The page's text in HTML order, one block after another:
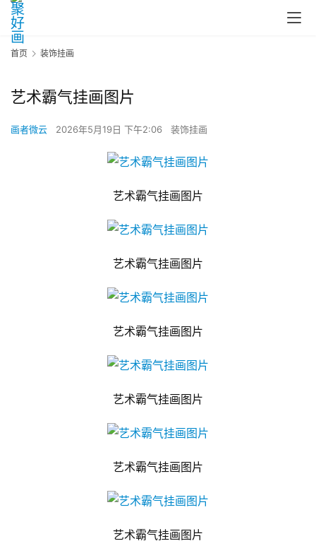
首页 装饰挂画
艺术霸气挂画图片
画者微云 2026年5月19日 下午2:06 装饰挂画
艺术霸气挂画图片
艺术霸气挂画图片
艺术霸气挂画图片
艺术霸气挂画图片
艺术霸气挂画图片
艺术霸气挂画图片